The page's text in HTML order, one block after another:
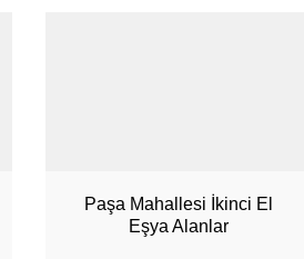
Paşa Mahallesi İkinci El
Eşya Alanlar